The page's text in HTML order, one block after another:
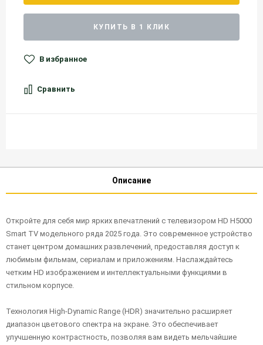
КУПИТЬ В 1 КЛИК
В избранное
Сравнить
Описание
Откройте для себя мир ярких впечатлений с телевизором HD H5000
Smart TV модельного ряда 2025 года. Это современное устройство
станет центром домашних развлечений, предоставляя доступ к
любимым фильмам, сериалам и приложениям. Наслаждайтесь
четким HD изображением и интеллектуальными функциями в
стильном корпусе.
Технология High-Dynamic Range (HDR) значительно расширяет
диапазон цветового спектра на экране. Это обеспечивает
улучшенную контрастность, позволяя вам видеть мельчайшие